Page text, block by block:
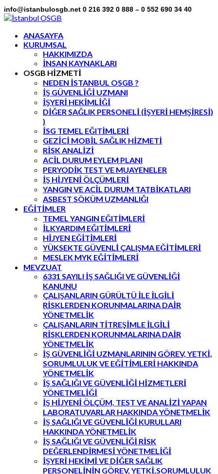
info@istanbulosgb.net 0 216 392 0 888 – 0 552 690 34 40
Facebook
Twitter
LinkedIn
Instagram
Flickr
ANASAYFA
KURUMSAL
HAKKIMIZDA
İNSAN KAYNAKLARI
OSGB HİZMETİ
NEDEN İSTANBUL OSGB ?
İŞ GÜVENLİĞİ UZMANI
İŞYERİ HEKİMLİĞİ
DİĞER SAĞLIK PERSONELİ (İŞYERİ HEMŞİRESİ)
)
İSG TEMEL EĞITİMLERİ
GEZİCİ MOBİL SAĞLIK HİZMETİ
RİSK ANALİZİ
ACİL DURUM EYLEM PLANI
PERYODİK TEST VE MUAYENELER
İŞ HİJYENİ ÖLÇÜMLERİ
YANGIN VE ACİL DURUM TATBİKATLARI
ASBEST SÖKÜM UZMANLIĞI
EĞİTİMLER
TEMEL YANGIN EĞITİMLERİ
İLKYARDIM EĞITİMLERİ
HİJYEN EĞİTİMLERİ
YÜKSEKTE GÜVENLİ ÇALIŞMA EĞİTİMLERİ
MESLEK MYK EĞİTİMLERİ
MEVZUAT
6331 SAYILI İŞ SAĞLIĞI VE GÜVENLİĞİ
KANUNU
ÇALIŞANLARIN GÜRÜLTÜ İLE İLGİLİ
RİSKLERDEN KORUNMALARINA DAİR
YÖNETMELİK
ÇALIŞANLARIN TİTREŞİMLE İLGİLİ
RİSKLERDEN KORUNMALARINA DAİR
YÖNETMELİK
İŞ GÜVENLİĞİ UZMANLARININ GÖREV, YETKİ,
SORUMLULUK VE EĞİTİMLERİ HAKKINDA
YÖNETMELİK
İŞ SAĞLIĞI VE GÜVENLİĞİ HİZMETLERİ
YÖNETMELİĞİ
İŞ HİJYENİ ÖLÇÜM, TEST VE ANALİZİ YAPAN
LABORATUVARLAR HAKKINDA YÖNETMELİK
İŞ SAĞLIĞI VE GÜVENLİĞİ KURULLARI
HAKKINDA YÖNETMELİK
İŞ SAĞLIĞI VE GÜVENLİĞİ RİSK
DEĞERLENDİRMESİ YÖNETMELİĞİ
İŞYERİ HEKİMİ VE DİĞER SAĞLIK
PERSONELİNİN GÖREV, YETKİ,SORUMLULUK